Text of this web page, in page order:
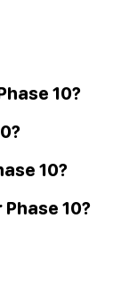
10?
10?
10?